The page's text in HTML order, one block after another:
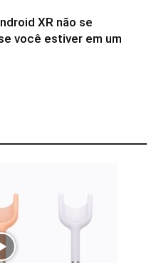
XR não se
você estiver em um